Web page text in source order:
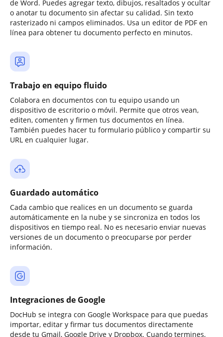
de Word. Puedes agregar texto, dibujos, resaltados y ocultar
o anotar tu documento sin afectar su calidad. Sin texto
rasterizado ni campos eliminados. Usa un editor de PDF en
línea para obtener tu documento perfecto en minutos.
Trabajo en equipo fluido
Colabora en documentos con tu equipo usando un
dispositivo de escritorio o móvil. Permite que otros vean,
editen, comenten y firmen tus documentos en línea.
También puedes hacer tu formulario público y compartir su
URL en cualquier lugar.
Guardado automático
Cada cambio que realices en un documento se guarda
automáticamente en la nube y se sincroniza en todos los
dispositivos en tiempo real. No es necesario enviar nuevas
versiones de un documento o preocuparse por perder
información.
Integraciones de Google
DocHub se integra con Google Workspace para que puedas
importar, editar y firmar tus documentos directamente
desde tu Gmail, Google Drive y Dropbox. Cuando termines,